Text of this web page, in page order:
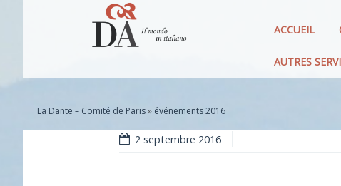
ACCUEIL
AUTRES
La Dante – Comité de Paris» événements 2016
2 septembre 2016